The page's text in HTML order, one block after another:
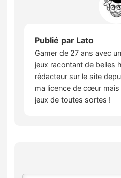
Publié par Lato
Gamer de 27 ans avec
jeux racontant de belles
rédacteur sur le site
ma licence de cœur
jeux de toutes sortes !